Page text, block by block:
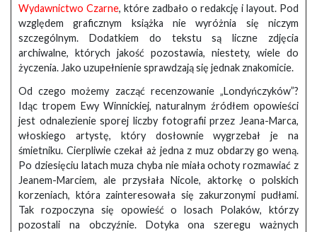
Wydawnictwo Czarne, które zadbało o redakcję i layout. Pod
względem graficznym książka nie wyróżnia się niczym
szczególnym. Dodatkiem do tekstu są liczne zdjęcia
archiwalne, których jakość pozostawia, niestety, wiele do
życzenia. Jako uzupełnienie sprawdzają się jednak znakomicie.
Od czego możemy zacząć recenzowanie „Londyńczyków”?
Idąc tropem Ewy Winnickiej, naturalnym źródłem opowieści
jest odnalezienie sporej liczby fotografii przez Jeana-Marca,
włoskiego artystę, który dosłownie wygrzebał je na
śmietniku. Cierpliwie czekał aż jedna z muz obdarzy go weną.
Po dziesięciu latach muza chyba nie miała ochoty rozmawiać z
Jeanem-Marciem, ale przysłała Nicole, aktorkę o polskich
korzeniach, która zainteresowała się zakurzonymi pudłami.
Tak rozpoczyna się opowieść o losach Polaków, którzy
pozostali na obczyźnie. Dotyka ona szeregu ważnych